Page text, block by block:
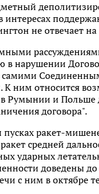
не отвечает
в нарушении
К ним относится
Румынии и Польше
договора".
ракет-
средней
ударных
доведены
с ним в октябре